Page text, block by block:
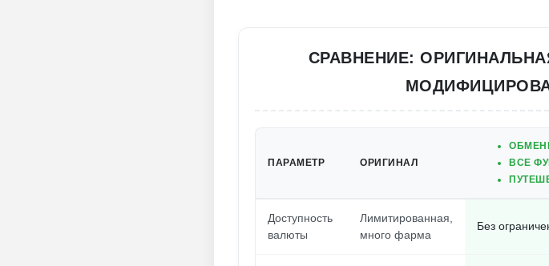
СРАВНЕНИЕ:
ПАРАМЕТР ОРИГИНАЛ
ВСЕ
Доступность
валюты
Лимитированная,
много фарма
Без